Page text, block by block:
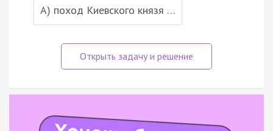
А) поход Киевского князя …